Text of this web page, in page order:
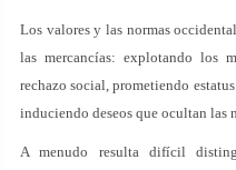
Los valores y las normas
las mercancías: explotando los
rechazo social, prometiendo
induciendo deseos que ocultan las
A menudo resulta difícil